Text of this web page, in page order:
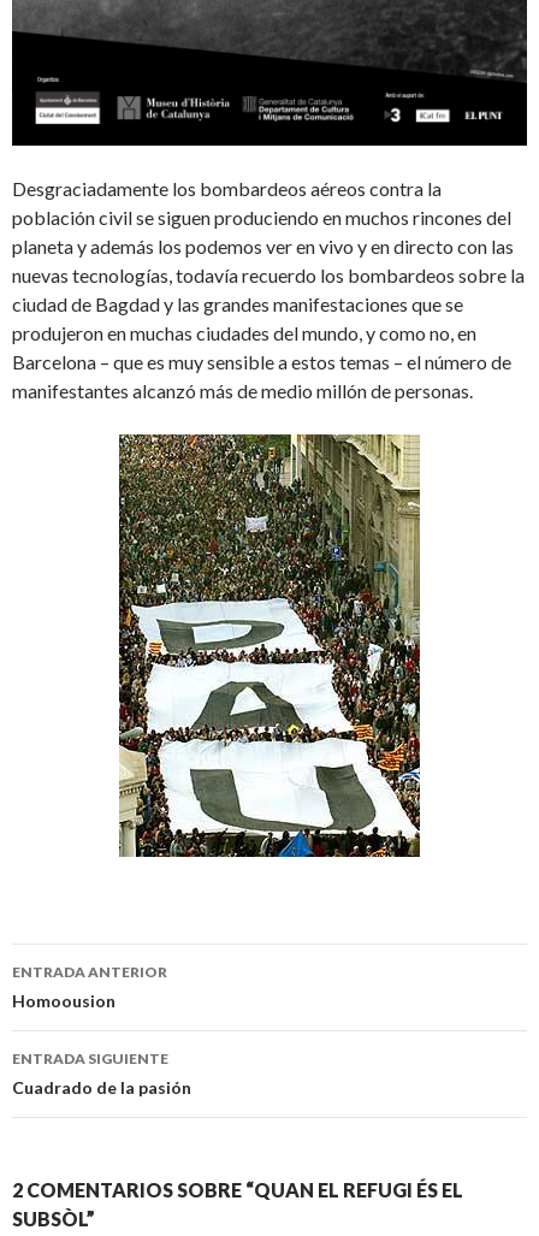
Desgraciadamente los bombardeos aéreos contra la
población civil se siguen produciendo en muchos rincones del
planeta y además los podemos ver en vivo y en directo con las
nuevas tecnologías, todavía recuerdo los bombardeos sobre la
ciudad de Bagdad y las grandes manifestaciones que se
produjeron en muchas ciudades del mundo, y como no, en
Barcelona – que es muy sensible a estos temas – el número de
manifestantes alcanzó más de medio millón de personas.
Navegación
de
entradas
ENTRADA ANTERIOR
Homoousion
ENTRADA SIGUIENTE
Cuadrado de la pasión
2 COMENTARIOS SOBRE “QUAN EL REFUGI ÉS EL
SUBSÒL”